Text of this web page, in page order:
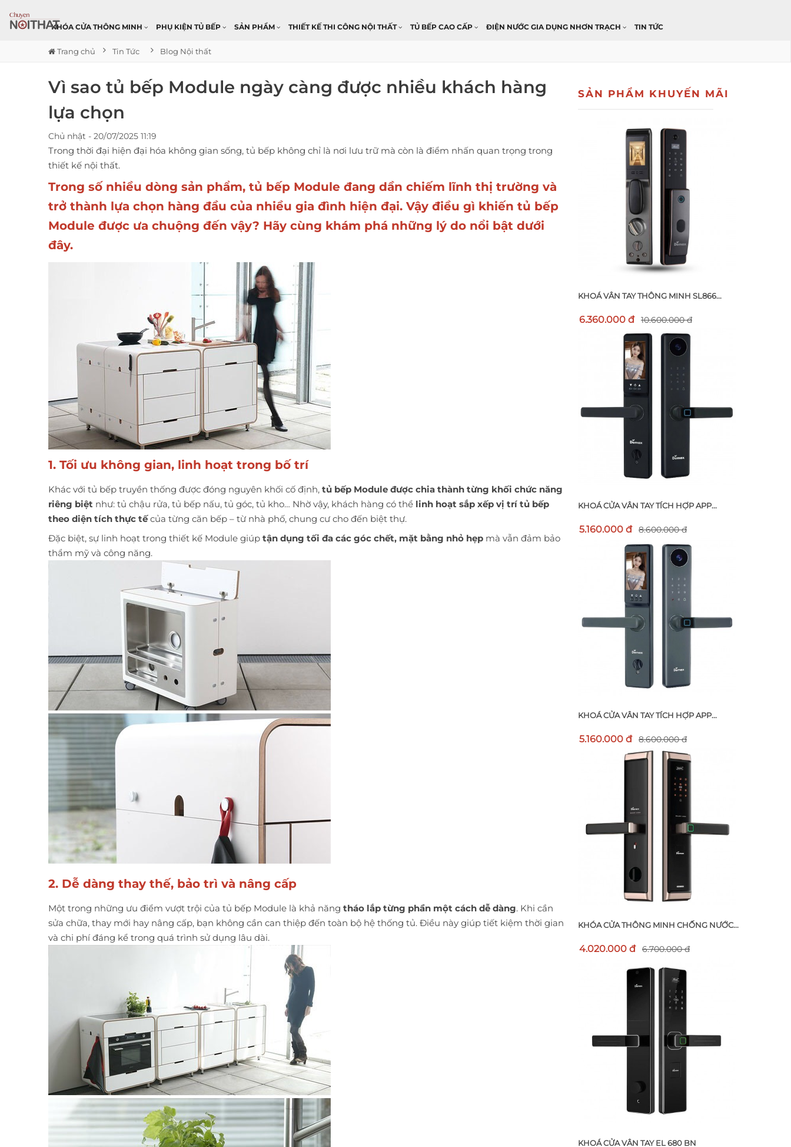
KHÓA CỬA THÔNG MINH PHỤ KIỆN TỦ BẾP SẢN PHẨM THIẾT KẾ THI CÔNG NỘI THẤT TỦ BẾP CAO CẤP ĐIỆN NƯỚC GIA DỤNG NHƠN TRẠCH TIN TỨC
Trang chủ Tin Tức Blog Nội thất
Vì sao tủ bếp Module ngày càng được nhiều khách hàng
lựa chọn
Chủ nhật - 20/07/2025 11:19
Trong thời đại hiện đại hóa không gian sống, tủ bếp không chỉ là nơi lưu trữ mà còn là điểm nhấn quan trọng trong
thiết kế nội thất.
Trong số nhiều dòng sản phẩm, tủ bếp Module đang dần chiếm lĩnh thị trường và
trở thành lựa chọn hàng đầu của nhiều gia đình hiện đại. Vậy điều gì khiến tủ bếp
Module được ưa chuộng đến vậy? Hãy cùng khám phá những lý do nổi bật dưới
đây.
1. Tối ưu không gian, linh hoạt trong bố trí
Khác với tủ bếp truyền thống được đóng nguyên khối cố định, tủ bếp Module được chia thành từng khối chức năng
riêng biệt như: tủ chậu rửa, tủ bếp nấu, tủ góc, tủ kho… Nhờ vậy, khách hàng có thể linh hoạt sắp xếp vị trí tủ bếp
theo diện tích thực tếcủa từng căn bếp – từ nhà phố, chung cư cho đến biệt thự.
Đặc biệt, sự linh hoạt trong thiết kế Module giúp tận dụng tối đa các góc chết, mặt bằng nhỏ hẹp mà vẫn đảm bảo
thẩm mỹ và công năng.
2. Dễ dàng thay thế, bảo trì và nâng cấp
Một trong những ưu điểm vượt trội của tủ bếp Module là khả năng tháo lắp từng phần một cách dễ dàng. Khi cần
sửa chữa, thay mới hay nâng cấp, bạn không cần can thiệp đến toàn bộ hệ thống tủ. Điều này giúp tiết kiệm thời gian
và chi phí đáng kể trong quá trình sử dụng lâu dài.
SẢN PHẨM KHUYẾN MÃI
KHOÁ VÂN TAY THÔNG MINH SL866...
6.360.000 đ 10.600.000 đ
KHOÁ CỬA VÂN TAY TÍCH HỢP APP...
5.160.000 đ 8.600.000 đ
KHOÁ CỬA VÂN TAY TÍCH HỢP APP...
5.160.000 đ 8.600.000 đ
KHÓA CỬA THÔNG MINH CHỐNG NƯỚC...
4.020.000 đ 6.700.000 đ
KHOÁ CỬA VÂN TAY EL 680 BN